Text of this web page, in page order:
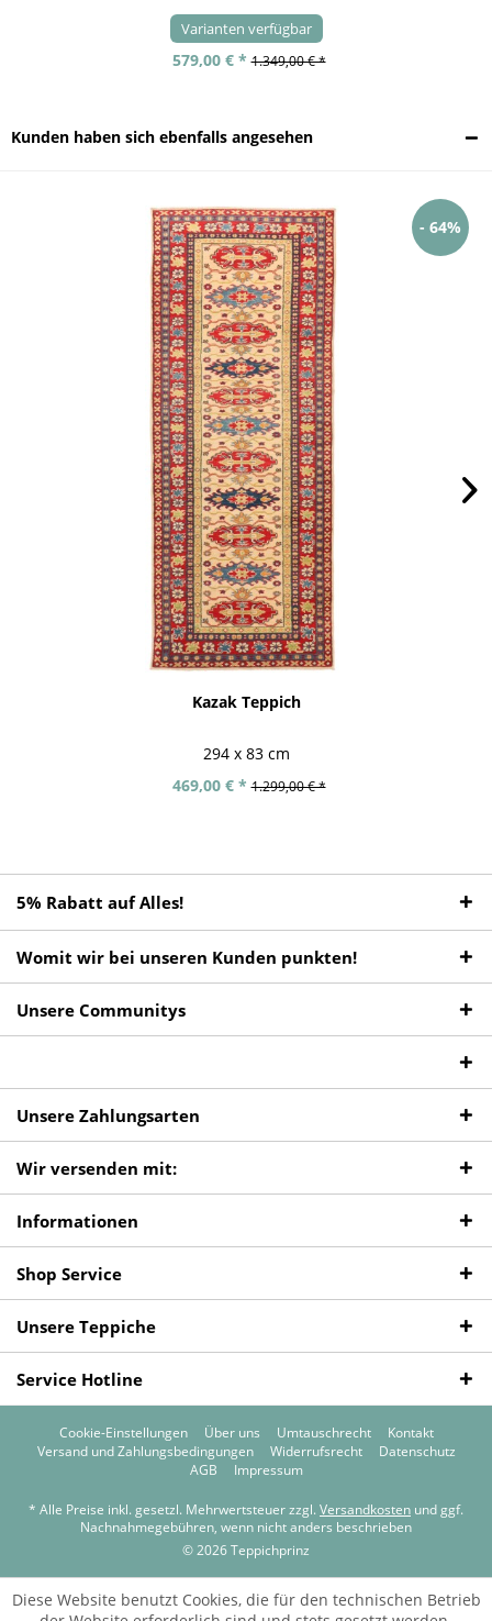
Varianten verfügbar
579,00 € * 1.349,00 € *
Kunden haben sich ebenfalls angesehen
- 64%
Kazak Teppich
294 x 83 cm
469,00 € * 1.299,00 € *
5% Rabatt auf Alles!
Womit wir bei unseren Kunden punkten!
Unsere Communitys
Unsere Zahlungsarten
Wir versenden mit:
Informationen
Shop Service
Unsere Teppiche
Service Hotline
Cookie-Einstellungen Über uns Umtauschrecht
Kontakt
Versand und Zahlungsbedingungen
Widerrufsrecht
Datenschutz
AGB
Impressum
* Alle Preise inkl. gesetzl. Mehrwertsteuer zzgl. Versandkosten und ggf.
Nachnahmegebühren, wenn nicht anders beschrieben
© 2026 Teppichprinz
Diese Website benutzt Cookies, die für den technischen Betrieb